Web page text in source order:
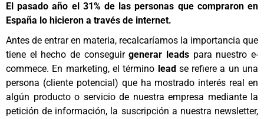
El pasado año el 31% de las personas que compraron en
España lo hicieron a través de internet.
Antes de entrar en materia, recalcaríamos la importancia que
tiene el hecho de conseguirgenerar leads para nuestro e-
commece. En marketing, el término leadse refiere a un una
persona (cliente potencial) que ha mostrado interés real en
algún producto o servicio de nuestra empresa mediante la
petición de información, la suscripción a nuestra newsletter,